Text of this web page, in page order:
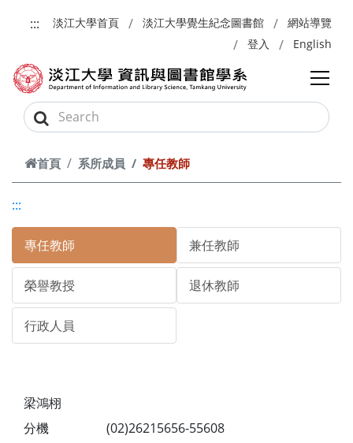
:::
淡江大學首頁 淡江大學覺生紀念圖書館
網站導覽
登入
English
首頁 系所成員 專任教師
:::
專任教師 兼任教師
榮譽教授 退休教師
行政人員
梁鴻栩
分機
(02)26215656-55608